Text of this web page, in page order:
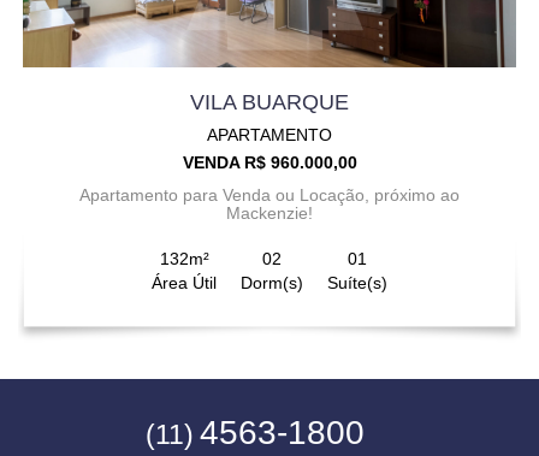
VILA BUARQUE
APARTAMENTO
VENDA R$ 960.000,00
Apartamento para Venda ou Locação, próximo ao
Mackenzie!
132m²
Área Útil
02
Dorm(s)
01
Suíte(s)
(11) 4563-1800